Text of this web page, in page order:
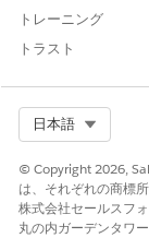
トレーニング
トラスト
日本語
© Copyright 2026,
は、それぞれの商標
株式会社セールスフ
丸の内ガーデンタワ